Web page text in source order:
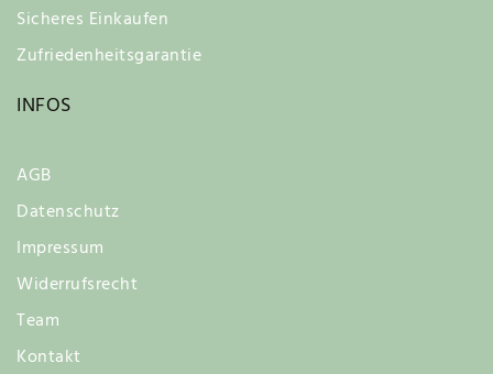
Sicheres Einkaufen
Zufriedenheitsgarantie
INFOS
AGB
Datenschutz
Impressum
Widerrufsrecht
Team
Kontakt